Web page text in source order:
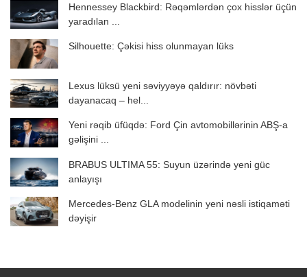
Hennessey Blackbird: Rəqəmlərdən çox hisslər üçün
yaradılan ...
Silhouette: Çəkisi hiss olunmayan lüks
Lexus lüksü yeni səviyyəyə qaldırır: növbəti
dayanacaq – hel...
Yeni rəqib üfüqdə: Ford Çin avtomobillərinin ABŞ-a
gəlişini ...
BRABUS ULTIMA 55: Suyun üzərində yeni güc
anlayışı
Mercedes-Benz GLA modelinin yeni nəsli istiqaməti
dəyişir